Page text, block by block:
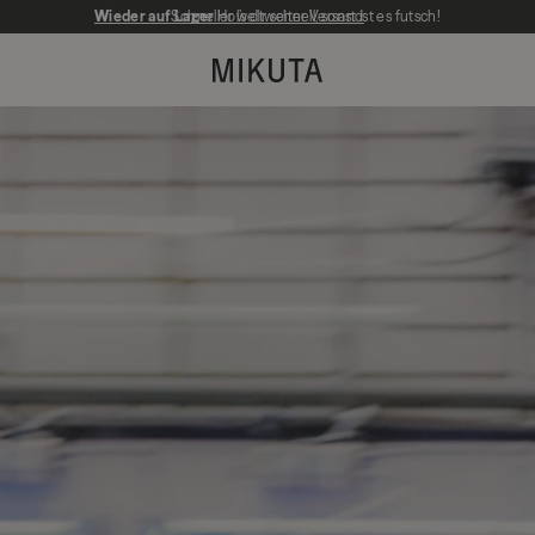
Wieder auf Lager Hol’s dir schnell, sonst ist es futsch!
Schneller weltweiter Versand